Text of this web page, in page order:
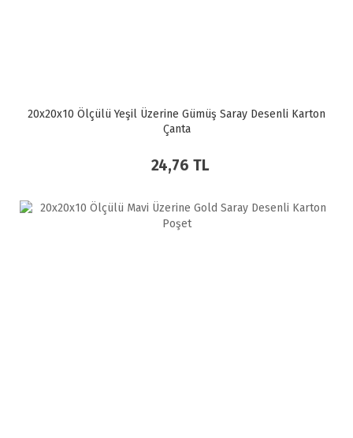
20x20x10 Ölçülü Yeşil Üzerine Gümüş Saray Desenli Karton
Çanta
24,76 TL